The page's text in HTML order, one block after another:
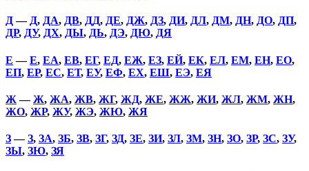
Д— Д, ДА, ДВ, ДД, ДЕ, ДЖ, ДЗ, ДИ, ДЛ, ДМ, ДН, ДО, ДП,
ДР, ДУ, ДХ, ДЫ, ДЬ, ДЭ, ДЮ, ДЯ
Е —Е, ЕА, ЕВ, ЕГ, ЕД, ЕЖ, ЕЗ, ЕЙ, ЕК, ЕЛ, ЕМ, ЕН, ЕО,
ЕП, ЕР, ЕС, ЕТ, ЕУ, ЕФ, ЕХ, ЕШ, ЕЭ, ЕЯ
Ж —Ж, ЖА, ЖВ, ЖГ, ЖД, ЖЕ, ЖЖ, ЖИ, ЖЛ, ЖМ, ЖН,
ЖО, ЖР, ЖУ, ЖЭ, ЖЮ, ЖЯ
З—З, ЗА, ЗБ, ЗВ, ЗГ, ЗД, ЗЕ, ЗИ, ЗЛ, ЗМ, ЗН, ЗО, ЗР, ЗС, ЗУ,
ЗЫ, ЗЮ, ЗЯ